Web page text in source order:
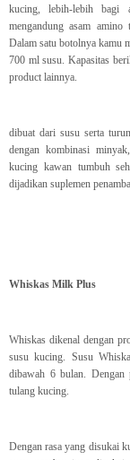
kucing, lebih-lebih
mengandung asam
Dalam satu botolnya kamu
700 ml susu. Kapasitas
product lainnya.
dibuat dari susu serta
dengan kombinasi
kucing kawan tumbuh
dijadikan suplemen
Whiskas Milk Plus
Whiskas dikenal dengan
susu kucing. Susu
dibawah 6 bulan. Dengan
tulang kucing.
Dengan rasa yang disukai